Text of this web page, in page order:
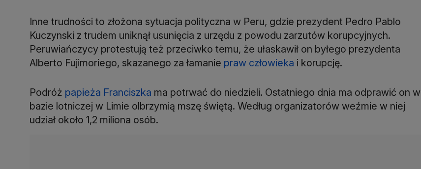
Inne trudności to złożona sytuacja polityczna w Peru, gdzie prezydent Pedro Pablo
Kuczynski z trudem uniknął usunięcia z urzędu z powodu zarzutów korupcyjnych.
Peruwiańczycy protestują też przeciwko temu, że ułaskawił on byłego prezydenta
Alberto Fujimoriego, skazanego za łamanie praw człowieka i korupcję.
Podróż papieża Franciszka ma potrwać do niedzieli. Ostatniego dnia ma odprawić on w
bazie lotniczej w Limie olbrzymią mszę świętą. Według organizatorów weźmie w niej
udział około 1,2 miliona osób.